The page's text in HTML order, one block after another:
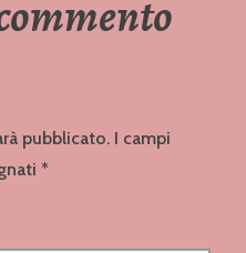
pubblicato. I campi
*